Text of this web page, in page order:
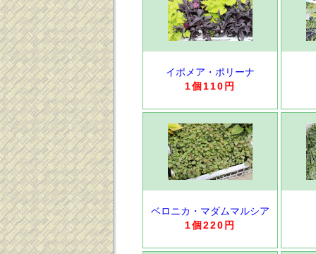
イポメア・ポリーナ
1個110円
ベロニカ・マダムマルシア
1個220円